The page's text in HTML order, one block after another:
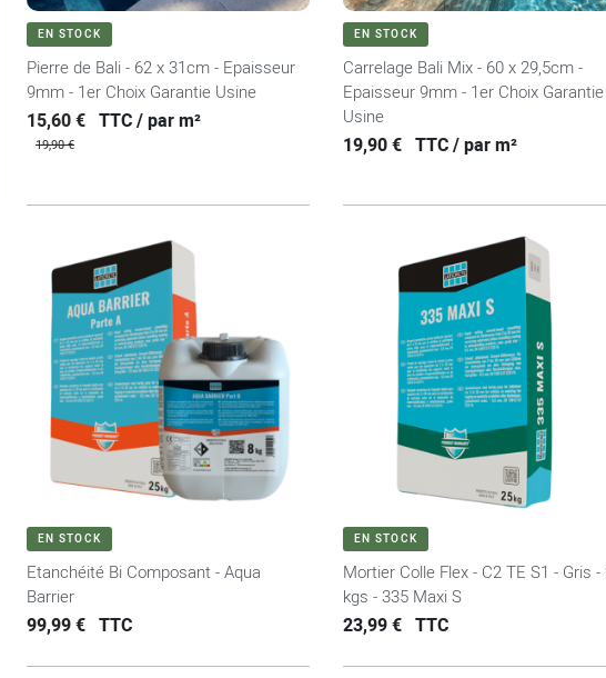
VOIR LE PRODUIT
EN STOCK
Pierre de Bali - 62 x 31cm - Epaisseur
9mm - 1er Choix Garantie Usine
Prix de base
Prix
15,60 € TTC / par m²
19,90 €
VOIR LE PRODUIT
EN STOCK
Carrelage Bali Mix - 60 x 29,5cm -
Epaisseur 9mm - 1er Choix Garantie
Usine
Prix
19,90 € TTC / par m²
VOIR LE PRODUIT
EN STOCK
Etanchéité Bi Composant - Aqua
Barrier
Prix
99,99 € TTC
VOIR LE PRODUIT
EN STOCK
Mortier Colle Flex - C2 TE S1 - Gris -
kgs - 335 Maxi S
Prix
23,99 € TTC